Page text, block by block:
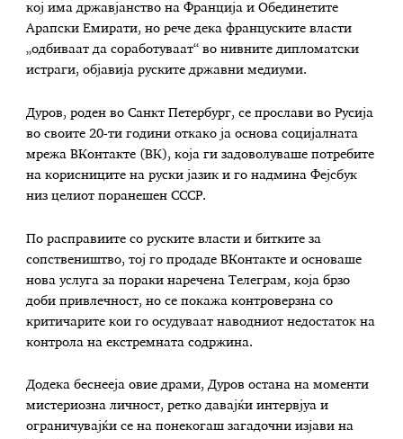
кој има државјанство на Франција и Обединетите
Арапски Емирати, но рече дека француските власти
„одбиваат да соработуваат“ во нивните дипломатски
истраги, објавија руските државни медиуми.
Дуров, роден во Санкт Петербург, се прослави во Русија
во своите 20-ти години откако ја основа социјалната
мрежа ВКонтакте (ВК), која ги задоволуваше потребите
на корисниците на руски јазик и го надмина Фејсбук
низ целиот поранешен СССР.
По расправиите со руските власти и битките за
сопствеништво, тој го продаде ВКонтакте и основаше
нова услуга за пораки наречена Телеграм, која брзо
доби привлечност, но се покажа контроверзна со
критичарите кои го осудуваат наводниот недостаток на
контрола на екстремната содржина.
Додека беснееја овие драми, Дуров остана на моменти
мистериозна личност, ретко давајќи интервјуа и
ограничувајќи се на понекогаш загадочни изјави на